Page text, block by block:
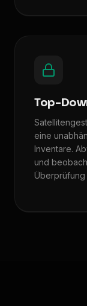
Top-
eine
Inventare.
und